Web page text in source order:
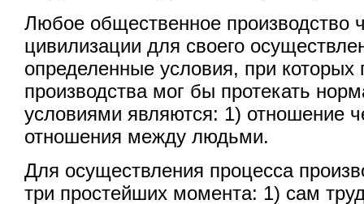
Любое общественное производство
цивилизации для своего
определенные условия, при которых
производства мог бы протекать
условиями являются: 1) отношение
отношения между людьми.
Для осуществления процесса
три простейших момента: 1) сам